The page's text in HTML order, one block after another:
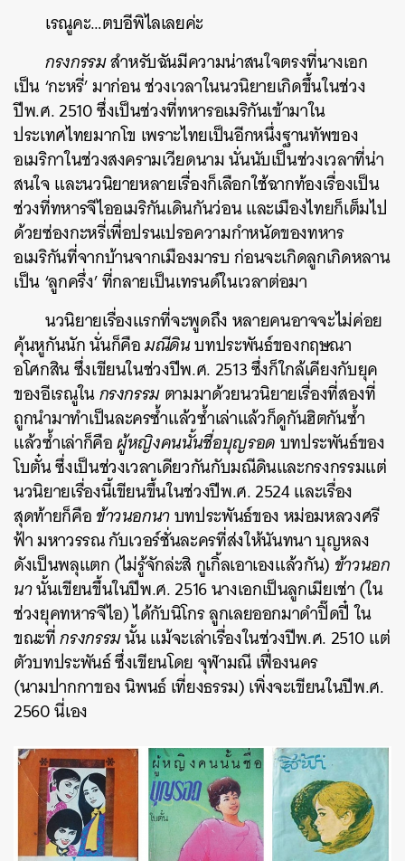
เรณูคะ…ตบอีพิไลเลยค่ะ
กรงกรรมสำหรับฉันมีความน่าสนใจตรงที่นางเอก
เป็น ‘กะหรี่’ มาก่อน ช่วงเวลาในนวนิยายเกิดขึ้นในช่วง
ปีพ.ศ. 2510 ซึ่งเป็นช่วงที่ทหารอเมริกันเข้ามาใน
ประเทศไทยมากโข เพราะไทยเป็นอีกหนึ่งฐานทัพของ
อเมริกาในช่วงสงครามเวียดนาม นั่นนับเป็นช่วงเวลาที่น่า
สนใจ และนวนิยายหลายเรื่องก็เลือกใช้ฉากท้องเรื่องเป็น
ช่วงที่ทหารจีไออเมริกันเดินกันว่อน และเมืองไทยก็เต็มไป
ด้วยซ่องกะหรี่เพื่อปรนเปรอความกำหนัดของทหาร
อเมริกันที่จากบ้านจากเมืองมารบ ก่อนจะเกิดลูกเกิดหลาน
เป็น ‘ลูกครึ่ง’ ที่กลายเป็นเทรนด์ในเวลาต่อมา
นวนิยายเรื่องแรกที่จะพูดถึง หลายคนอาจจะไม่ค่อย
คุ้นหูกันนัก นั่นก็คือมณีดินบทประพันธ์ของกฤษณา
อโศกสิน ซึ่งเขียนในช่วงปีพ.ศ. 2513 ซึ่งก็ใกล้เคียงกับยุค
ของอีเรณูในกรงกรรมตามมาด้วยนวนิยายเรื่องที่สองที่
ถูกนำมาทำเป็นละครซ้ำแล้วซ้ำเล่าแล้วก็ดูกันฮิตกันซ้ำ
แล้วซ้ำเล่าก็คือผู้หญิงคนนั้นชื่อบุญรอดบทประพันธ์ของ
โบตั๋น ซึ่งเป็นช่วงเวลาเดียวกันกับมณีดินและกรงกรรมแต่
นวนิยายเรื่องนี้เขียนขึ้นในช่วงปีพ.ศ. 2524 และเรื่อง
สุดท้ายก็คือข้าวนอกนาบทประพันธ์ของหม่อมหลวงศรี
ฟ้า มหาวรรณ กับเวอร์ชั่นละครที่ส่งให้นันทนา บุญหลง
ดังเป็นพลุแตก (ไม่รู้จักล่ะสิ กูเกิ้ลเอาเองแล้วกัน) ข้าวนอก
นานั้นเขียนขึ้นในปีพ.ศ. 2516 นางเอกเป็นลูกเมียเช่า (ใน
ช่วงยุคทหารจีไอ) ได้กับนิโกร ลูกเลยออกมาดำปิ๊ดปี๋ ใน
ขณะที่กรงกรรมนั้น แม้จะเล่าเรื่องในช่วงปีพ.ศ. 2510 แต่
ตัวบทประพันธ์ ซึ่งเขียนโดย จุฬามณี เฟื่องนคร
(นามปากกาของ นิพนธ์เที่ยงธรรม) เพิ่งจะเขียนในปีพ.ศ.
2560 นี่เอง